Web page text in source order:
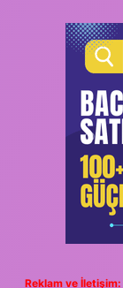
Reklam ve İletişim: